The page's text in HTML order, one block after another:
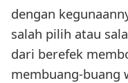
dengan
salah pilih atau
dari berefek
membuang-buang